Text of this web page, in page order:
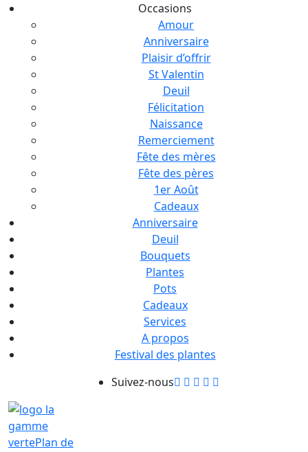
Occasions
Amour
Anniversaire
Plaisir d’offrir
St Valentin
Deuil
Félicitation
Naissance
Remerciement
Fête des mères
Fête des pères
1er Août
Cadeaux
Anniversaire
Deuil
Bouquets
Plantes
Pots
Cadeaux
Services
A propos
Festival des plantes
Suivez-nous